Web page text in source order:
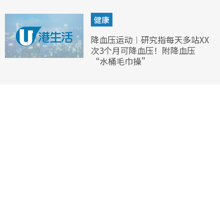
健康
降血压运动︱研究指每天多站XX
次3个月可降血压！附降血压
“水桶毛巾操”